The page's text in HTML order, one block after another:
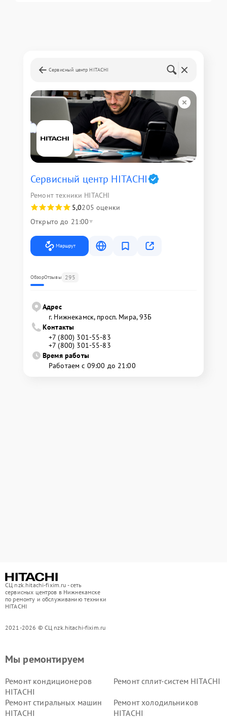
Сервисный центр HITACHI
Сервисный центр HITACHI
Ремонт техники HITACHI
5,0205 оценки
Открыто до 21:00
Маршрут
ОбзорОтзывы 295
Адрес
г. Нижнекамск, просп. Мира, 93Б
Контакты
+7 (800) 301-55-83
+7 (800) 301-55-83
Время работы
Работаем с 09:00 до 21:00
СЦ nzk.hitachi-fixim.ru - сеть
сервисных центров в Нижнекамске
по ремонту и обслуживанию техники
HITACHI
2021-2026 © СЦ nzk.hitachi-fixim.ru
Мы ремонтируем
Ремонт кондиционеров
HITACHI
Ремонт сплит-систем HITACHI
Ремонт стиральных машин
HITACHI
Ремонт холодильников
HITACHI